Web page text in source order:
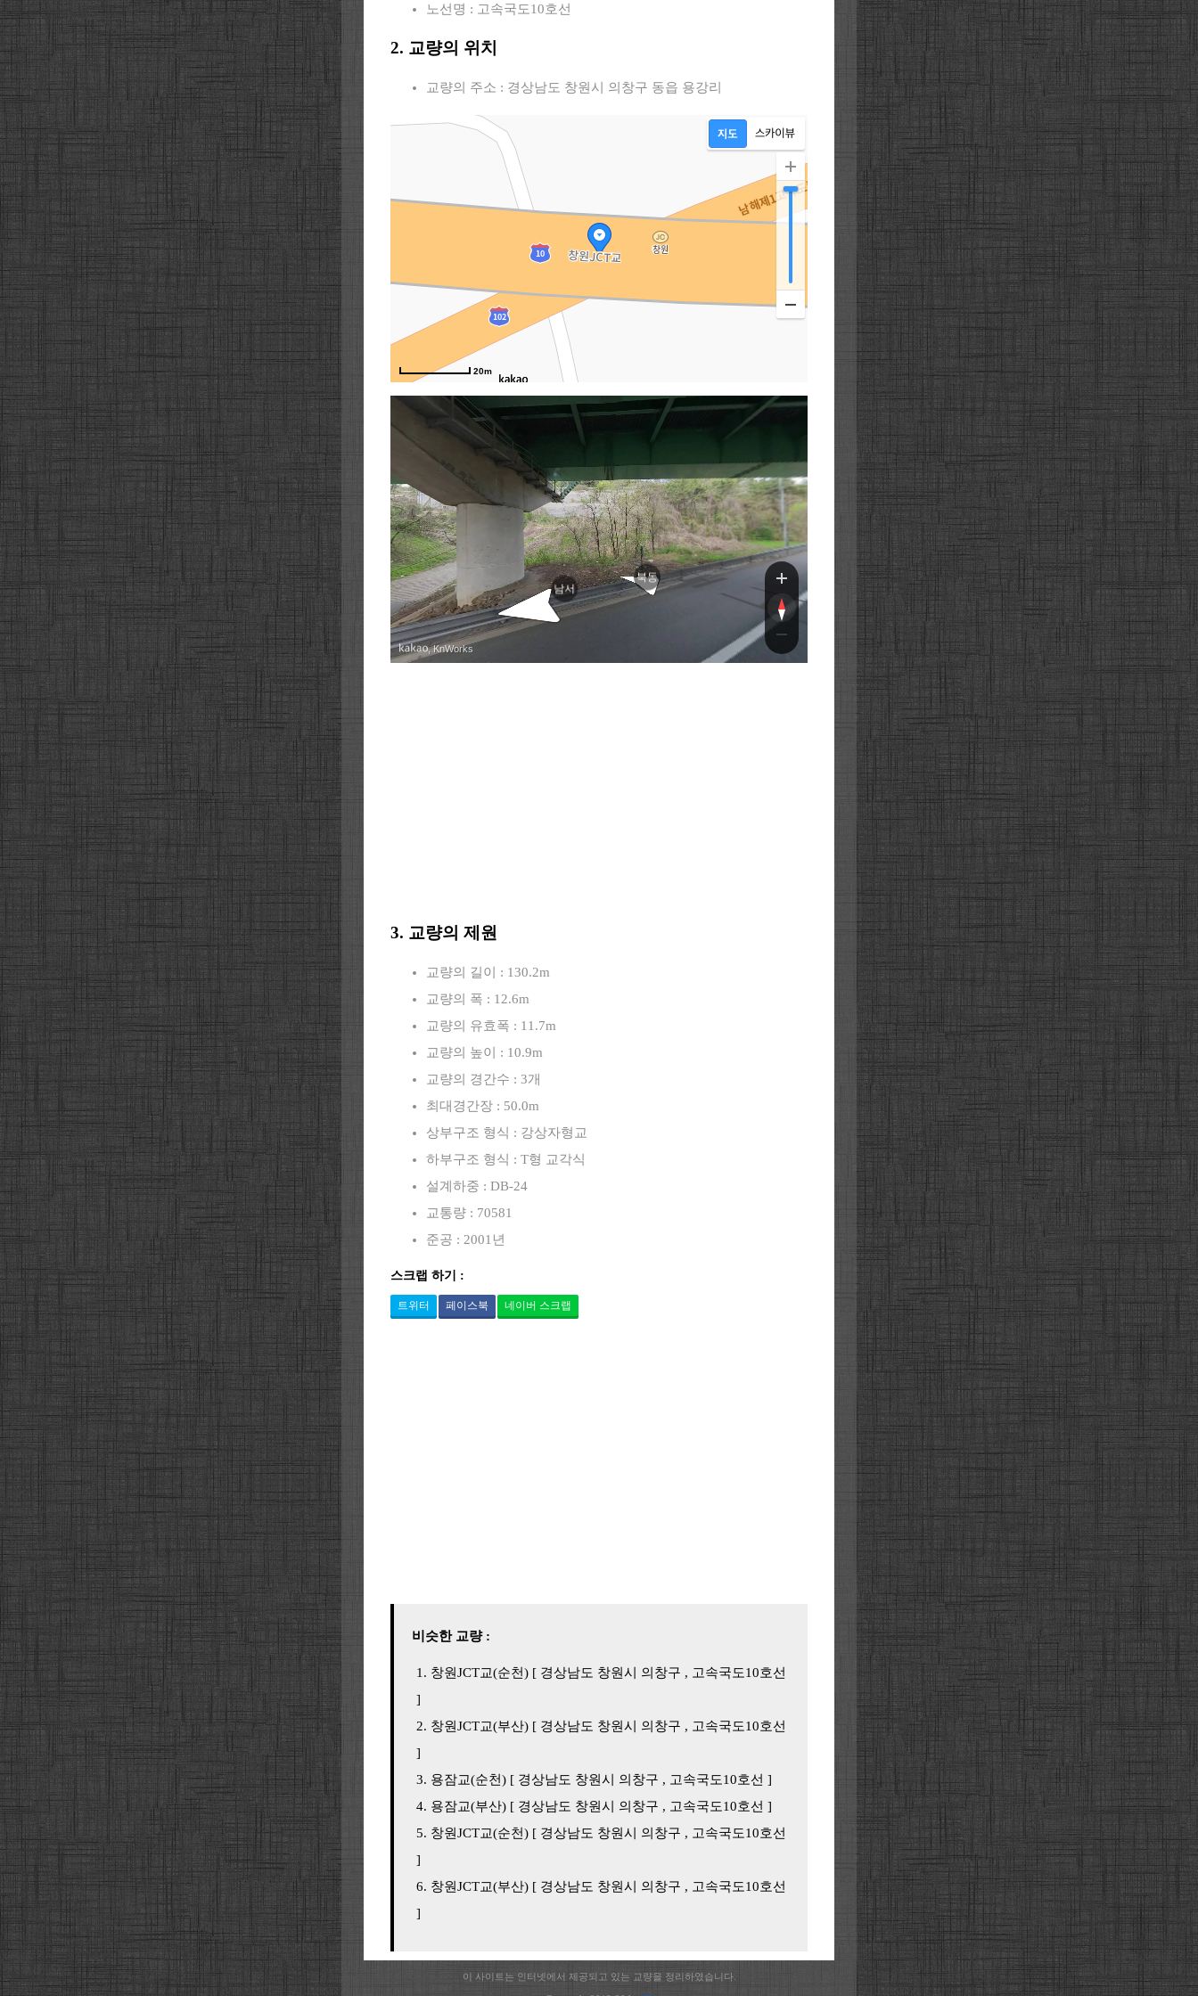
노선명 : 고속국도10호선
2. 교량의 위치
교량의 주소 : 경상남도 창원시 의창구 동읍 용강리
20m
남해고속도로
남해고속도로
남서
북동
, KnWorks
3. 교량의 제원
교량의 길이 : 130.2m
교량의 폭 : 12.6m
교량의 유효폭 : 11.7m
교량의 높이 : 10.9m
교량의 경간수 : 3개
최대경간장 : 50.0m
상부구조 형식 : 강상자형교
하부구조 형식 : T형 교각식
설계하중 : DB-24
교통량 : 70581
준공 : 2001년
스크랩 하기 :
트위터 페이스북 네이버 스크랩
비슷한 교량 :
창원JCT교(순천) [ 경상남도 창원시 의창구 , 고속국도10호선
]
창원JCT교(부산) [ 경상남도 창원시 의창구 , 고속국도10호선
]
용잠교(순천) [ 경상남도 창원시 의창구 , 고속국도10호선 ]
용잠교(부산) [ 경상남도 창원시 의창구 , 고속국도10호선 ]
창원JCT교(순천) [ 경상남도 창원시 의창구 , 고속국도10호선
]
창원JCT교(부산) [ 경상남도 창원시 의창구 , 고속국도10호선
]
이 사이트는 인터넷에서 제공되고 있는 교량을 정리하였습니다.